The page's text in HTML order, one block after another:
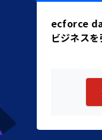
ecforce
ビジネス